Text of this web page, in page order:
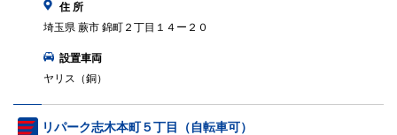
住 所
埼玉県 蕨市 錦町２丁目１４ー２０
設置車両
ヤリス（銅）
リパーク志木本町５丁目（自転車可）